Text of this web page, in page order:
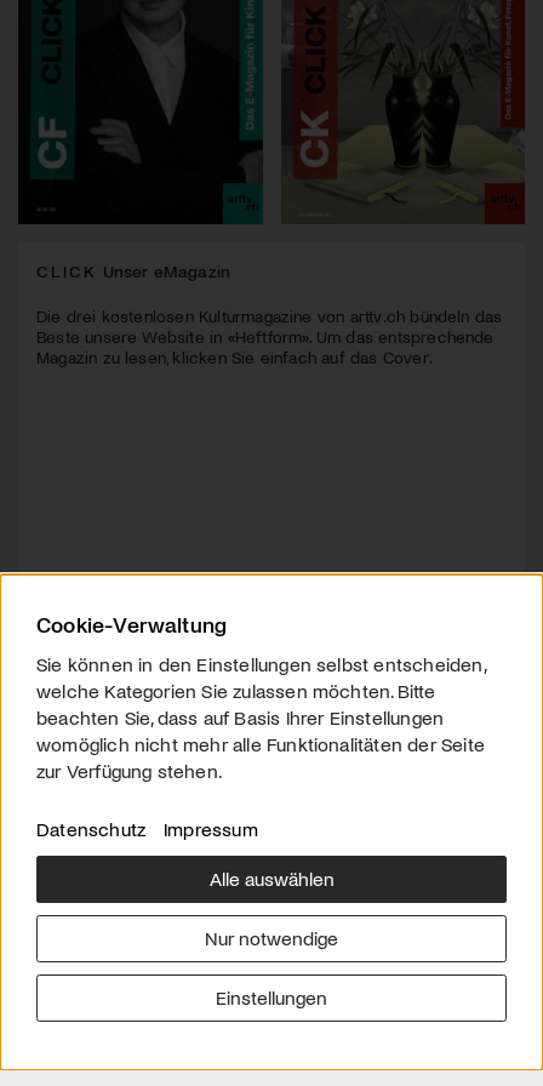
CLICK Unser eMagazin
Die drei kostenlosen Kulturmagazine von arttv.ch bündeln das
Beste unsere Website in «Heftform». Um das entsprechende
Magazin zu lesen, klicken Sie einfach auf das Cover.
Über uns
Downloads
Werben
Impressum
Cookie-Verwaltung
Sie können in den Einstellungen selbst entscheiden,
welche Kategorien Sie zulassen möchten. Bitte
beachten Sie, dass auf Basis Ihrer Einstellungen
womöglich nicht mehr alle Funktionalitäten der Seite
zur Verfügung stehen.
Datenschutz Impressum
Alle auswählen
Nur notwendige
Einstellungen